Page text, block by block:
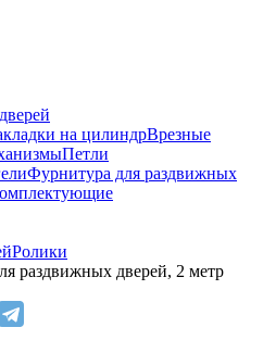
на цилиндрВрезные
Петли
Фурнитура для раздвижных
Ролики
дверей, 2 метр